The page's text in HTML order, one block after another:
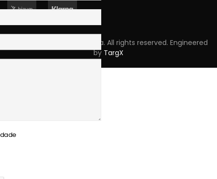
Copyright © 2023 Skpro, Lda. All rights reserved. Engineered
by TargX